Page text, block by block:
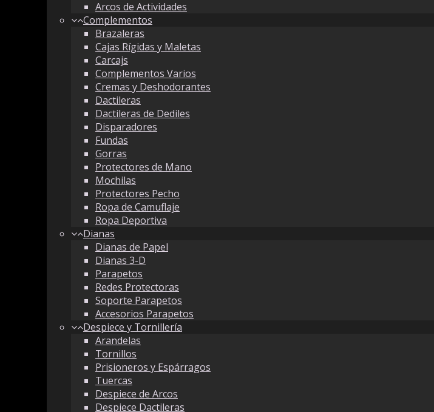
Arcos de Actividades
Complementos
Brazaleras
Cajas Rígidas y Maletas
Carcajs
Complementos Varios
Cremas y Deshodorantes
Dactileras
Dactileras de Dediles
Disparadores
Fundas
Gorras
Protectores de Mano
Mochilas
Protectores Pecho
Ropa de Camuflaje
Ropa Deportiva
Dianas
Dianas de Papel
Dianas 3-D
Parapetos
Redes Protectoras
Soporte Parapetos
Accesorios Parapetos
Despiece y Tornillería
Arandelas
Tornillos
Prisioneros y Espárragos
Tuercas
Despiece de Arcos
Despiece Dactileras